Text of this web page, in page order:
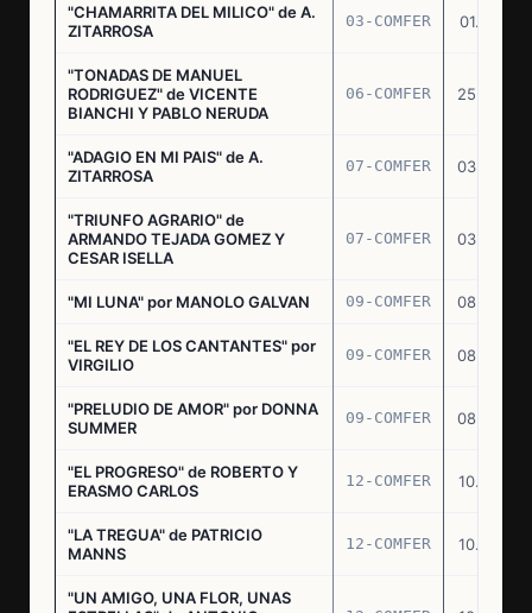
"CHAMARRITA DEL MILICO" de A.
ZITARROSA
03-COMFER 01.02.77
"TONADAS DE MANUEL
RODRIGUEZ" de VICENTE
BIANCHI Y PABLO NERUDA
06-COMFER 25.02.77
"ADAGIO EN MI PAIS" de A.
ZITARROSA
07-COMFER 03.03.77
"TRIUNFO AGRARIO" de
ARMANDO TEJADA GOMEZ Y
CESAR ISELLA
07-COMFER 03.03.77
"MI LUNA" por MANOLO GALVAN 09-COMFER 08.03.77
"EL REY DE LOS CANTANTES" por
VIRGILIO
09-COMFER 08.03.77
"PRELUDIO DE AMOR" por DONNA
SUMMER
09-COMFER 08.03.77
"EL PROGRESO" de ROBERTO Y
ERASMO CARLOS
12-COMFER 10.03.77
"LA TREGUA" de PATRICIO
MANNS
12-COMFER 10.03.77
"UN AMIGO, UNA FLOR, UNAS